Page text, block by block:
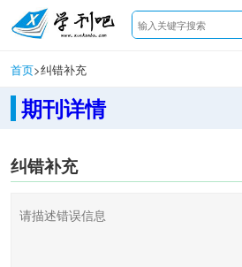
首页>纠错补充
期刊详情
纠错补充